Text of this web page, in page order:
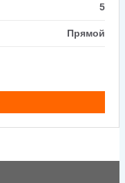
5
Прямой